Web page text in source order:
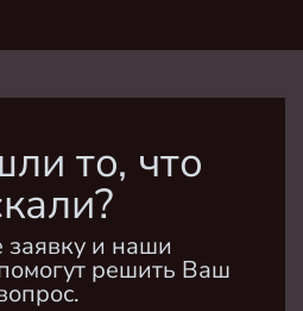
то, что
заявку и наши
решить Ваш